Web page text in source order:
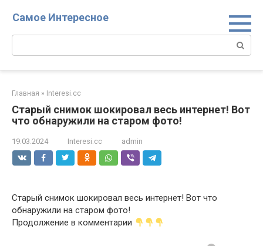
Самое Интересное
Поиск:
Главная » Interesi.cc
Старый снимок шокировал весь интернет! Вот
что обнаружили на старом фото!
19.03.2024 Interesi.cc admin
Старый снимок шокировал весь интернет! Вот что
обнаружили на старом фото!
Продолжение в комментарии